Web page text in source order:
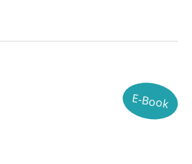
E-Book